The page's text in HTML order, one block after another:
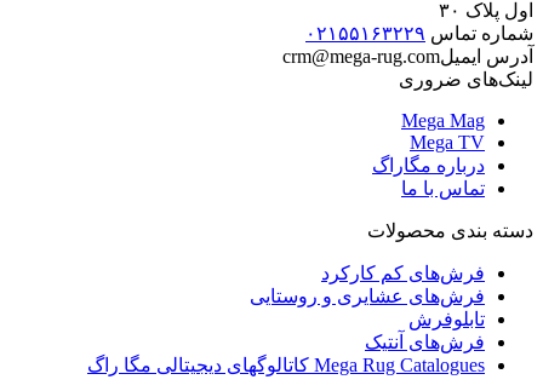
اول پلاک ۳۰
شماره تماس ۰۲۱۵۵۱۶۳۲۲۹
آدرس ایمیلcrm@mega-rug.com
لینک‌های ضروری
Mega Mag
Mega TV
درباره مگاراگ
تماس با ما
دسته بندی محصولات
فرش‌های کم کارکرد
فرش‌های عشایری و روستایی
تابلوفرش
فرش‌های آنتیک
Mega Rug Catalogues کاتالوگهای دیجیتالی مگا راگ